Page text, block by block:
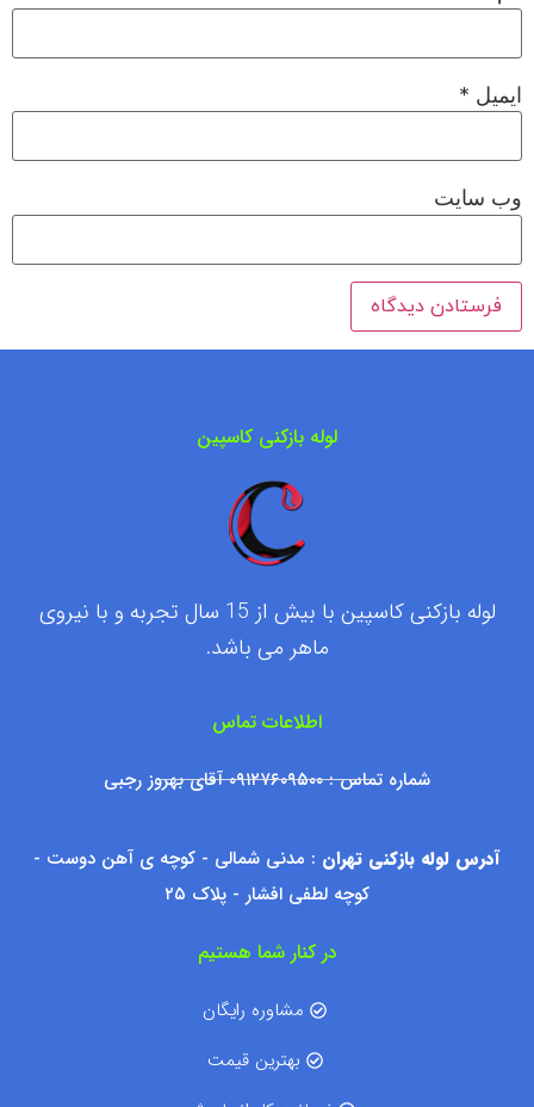
ایمیل *
وب‌ سایت
لوله بازکنی کاسپین
لوله بازکنی کاسپین با بیش از 15 سال تجربه و با نیروی
ماهر می باشد.
اطلاعات تماس
شماره تماس : ۰۹۱۲۷۶۰۹۵۰۰ آقای بهروز رجبی
آدرس لوله بازکنی تهران : مدنی شمالی - کوچه ی آهن دوست -
کوچه لطفی افشار - پلاک ۲۵
در کنار شما هستیم
مشاوره رایگان
بهترین قیمت